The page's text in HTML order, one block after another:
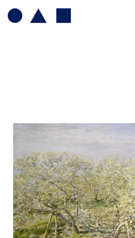
CATALOGUE